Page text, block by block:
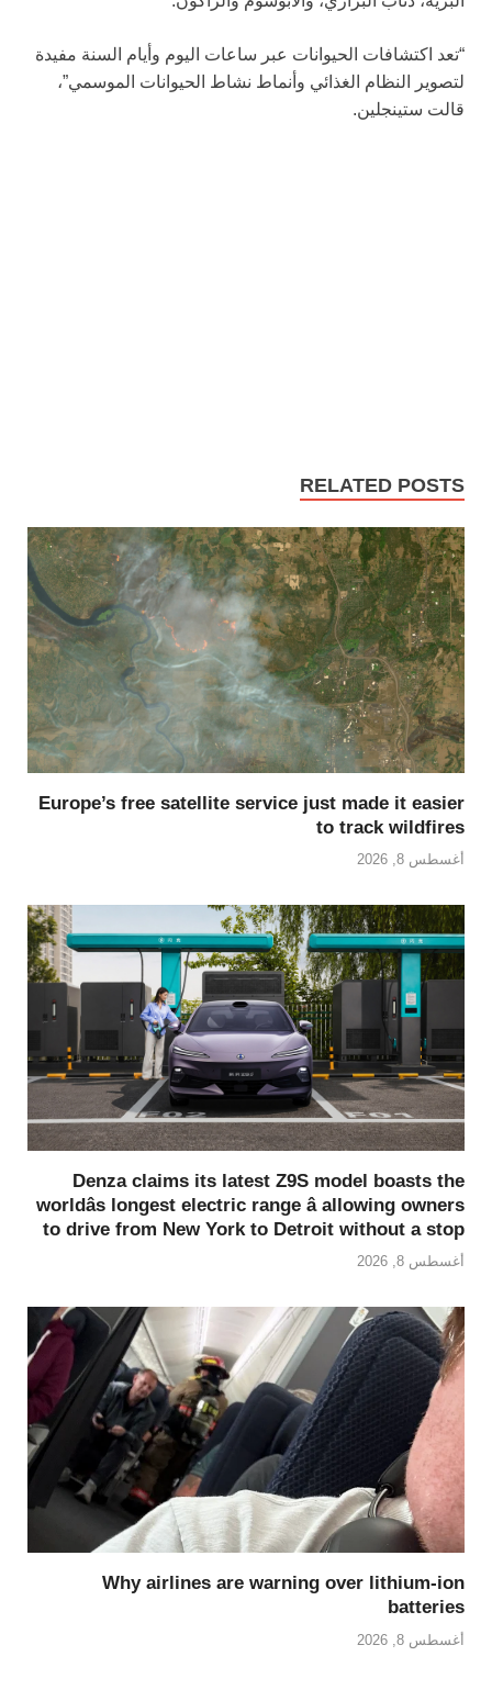
“تعد اكتشافات الحيوانات عبر ساعات اليوم وأيام السنة مفيدة
لتصوير النظام الغذائي وأنماط نشاط الحيوانات الموسمي”،
قالت ستينجلين.
RELATED POSTS
Europe’s free satellite service just made it easier
to track wildfires
أغسطس 8, 2026
Denza claims its latest Z9S model boasts the
worldâs longest electric range â allowing owners
to drive from New York to Detroit without a stop
أغسطس 8, 2026
Why airlines are warning over lithium-ion
batteries
أغسطس 8, 2026